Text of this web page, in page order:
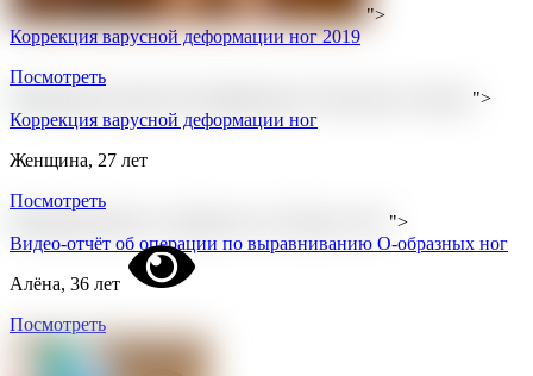
">
Коррекция варусной деформации ног 2019
Посмотреть
">
Коррекция варусной деформации ног
Женщина, 27 лет
Посмотреть
">
Видео-отчёт об операции по выравниванию О-образных ног
Алёна, 36 лет
Посмотреть